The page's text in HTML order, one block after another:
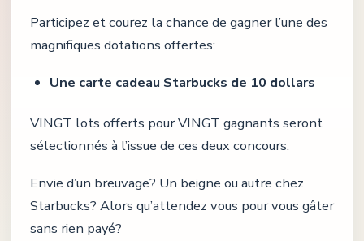
Participez et courez la chance de gagner l’une des
magnifiques dotations offertes:
Une carte cadeau Starbucks de 10 dollars
VINGT lots offerts pour VINGT gagnants seront
sélectionnés à l’issue de ces deux concours.
Envie d’un breuvage? Un beigne ou autre chez
Starbucks? Alors qu’attendez vous pour vous gâter
sans rien payé?